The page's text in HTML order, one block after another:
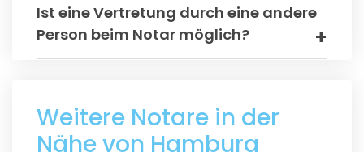
Ist eine Vertretung durch eine andere
Person beim Notar möglich?
Weitere Notare in der
Nähe von Hamburg